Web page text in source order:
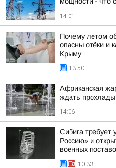
14:01
Почему летом
опасны отёки и
Крыму
13:50
Африканская
ждать
14:06
Сибига требует
Россию» и
военных
10:33